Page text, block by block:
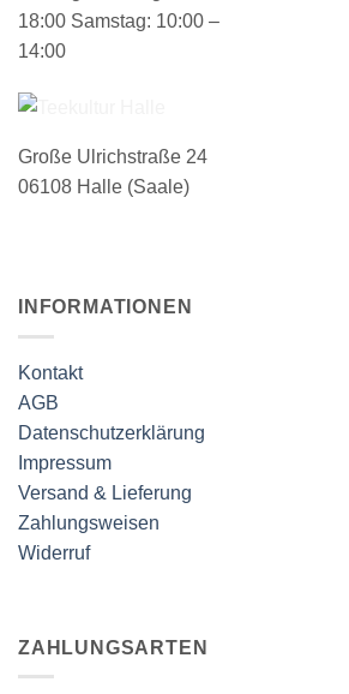
18:00 Samstag: 10:00 –
14:00
Große Ulrichstraße 24
06108 Halle (Saale)
INFORMATIONEN
Kontakt
AGB
Datenschutzerklärung
Impressum
Versand & Lieferung
Zahlungsweisen
Widerruf
ZAHLUNGSARTEN